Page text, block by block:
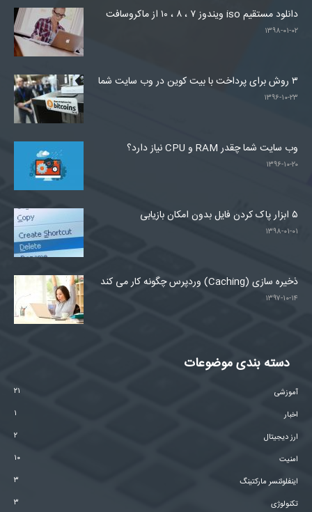
دانلود مستقیم iso ویندوز ۷ ، ۸ ، ۱۰ از ماکروسافت
۱۳۹۸-۰۱-۰۲
۳ روش برای پرداخت با بیت کوین در وب سایت شما
۱۳۹۶-۱۰-۲۳
وب سایت شما چقدر RAM و CPU نیاز دارد؟
۱۳۹۶-۱۰-۲۰
۵ ابزار پاک کردن فایل بدون امکان بازیابی
۱۳۹۸-۰۱-۰۱
ذخیره سازی (Caching) وردپرس چگونه کار می کند
۱۳۹۷-۱۰-۱۴
دسته بندی موضوعات
آموزشی
۲۱
اخبار
۱
ارز دیجیتال
۲
امنیت
۱۰
اینفلوئنسر مارکتینگ
۳
تکنولوژی
۳